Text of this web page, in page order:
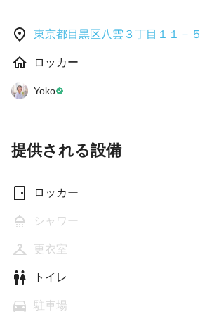
東京都目黒区八雲３丁目１１－５
ロッカー
Yoko
提供される設備
ロッカー
シャワー
更衣室
トイレ
駐車場